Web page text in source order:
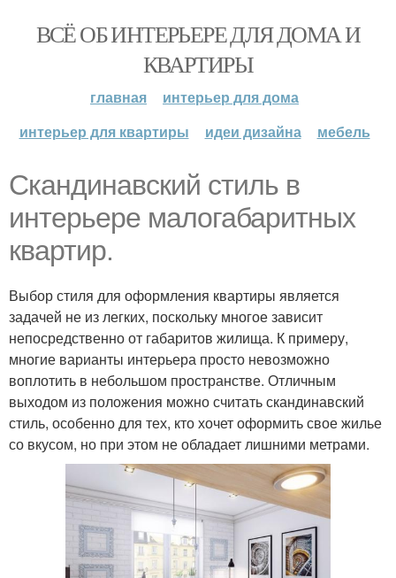
ВСЁ ОБ ИНТЕРЬЕРЕ ДЛЯ ДОМА И
КВАРТИРЫ
главная
интерьер для дома
интерьер для квартиры
идеи дизайна мебель
Скандинавский стиль в
интерьере малогабаритных
квартир.
Выбор стиля для оформления квартиры является
задачей не из легких, поскольку многое зависит
непосредственно от габаритов жилища. К примеру,
многие варианты интерьера просто невозможно
воплотить в небольшом пространстве. Отличным
выходом из положения можно считать скандинавский
стиль, особенно для тех, кто хочет оформить свое жилье
со вкусом, но при этом не обладает лишними метрами.